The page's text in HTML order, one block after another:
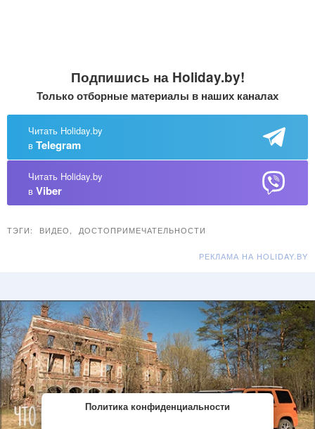
Подпишись на Holiday.by!
Только отборные материалы в наших каналах
Читать Holiday.by
в Telegram
Читать Holiday.by
в Viber
ТЭГИ: ВИДЕО ДОСТОПРИМЕЧАТЕЛЬНОСТИ
РЕКЛАМА НА HOLIDAY.BY
Политика конфиденциальности